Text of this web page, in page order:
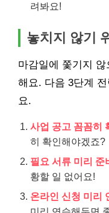
려봐요!
놓치지 않기
마감일에 쫓기지
해요. 다음 3단계
요.
사업 공고 꼼꼼히
히 확인해야겠죠?
필요 서류 미리 준
황할 일 없어요!
온라인 신청 미리